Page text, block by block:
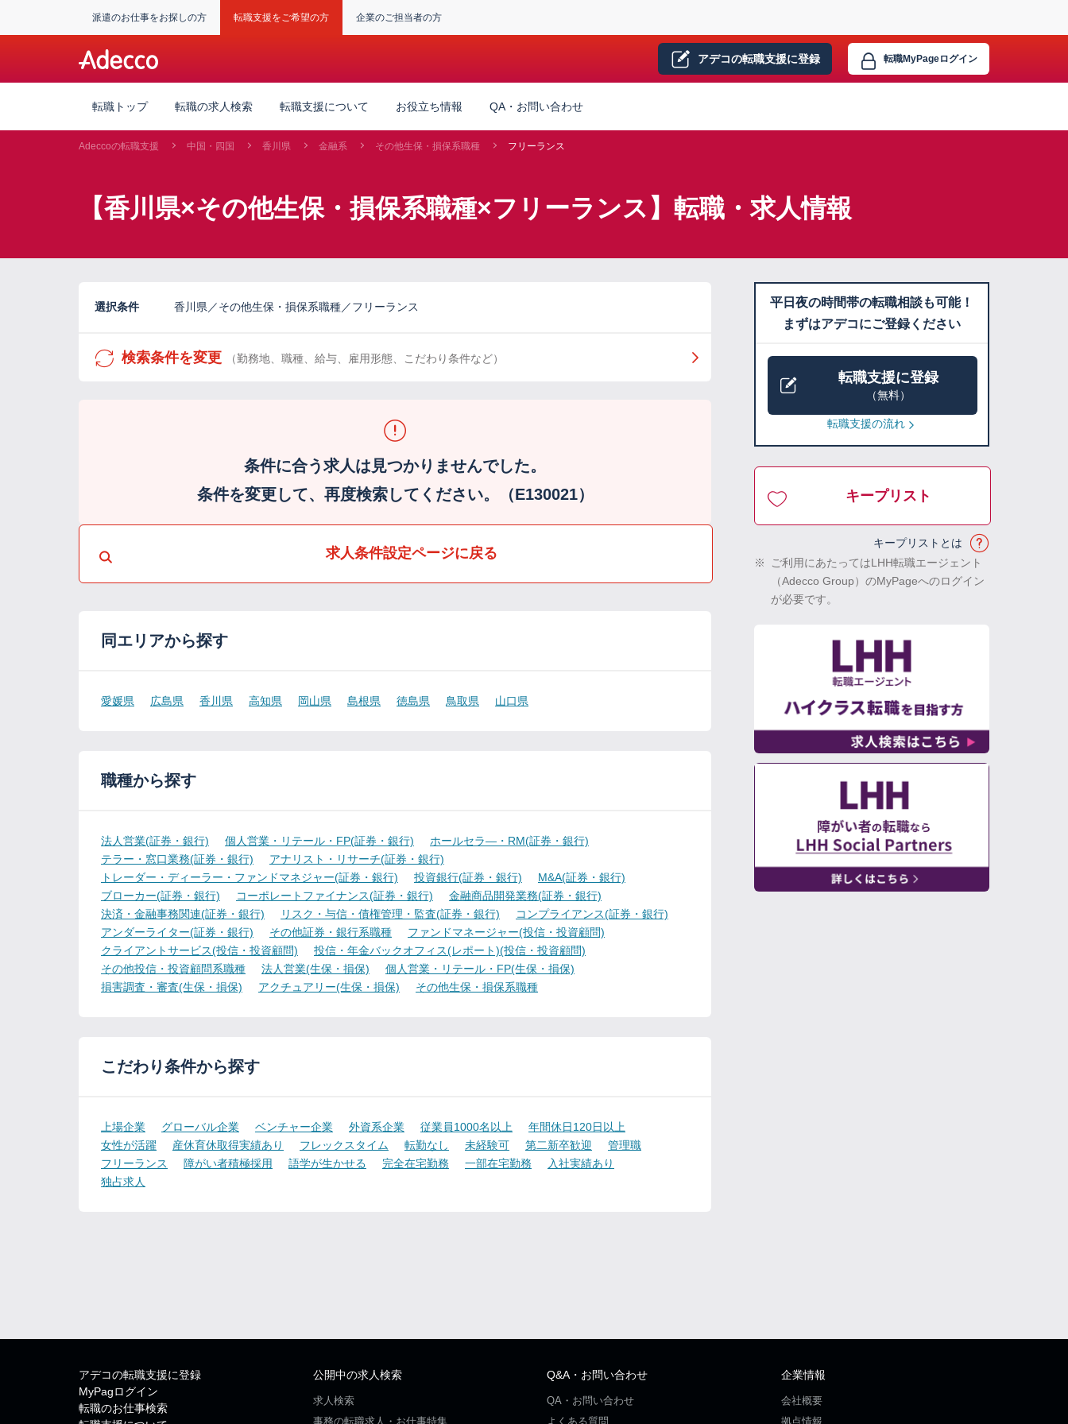
派遣のお仕事をお探しの方 転職支援をご希望の方 企業のご担当者の方
アデコの転職支援に登録 転職MyPageログイン
転職トップ 転職の求人検索 転職支援について お役立ち情報 QA・お問い合わせ
Adeccoの転職支援 中国・四国 香川県 金融系 その他生保・損保系職種 フリーランス
【香川県×その他生保・損保系職種×フリーランス】転職・求人情報
選択条件 香川県／その他生保・損保系職種／フリーランス
検索条件を変更 （勤務地、職種、給与、雇用形態、こだわり条件など）
条件に合う求人は見つかりませんでした。
条件を変更して、再度検索してください。（E130021）
求人条件設定ページに戻る
同エリアから探す
愛媛県 広島県 香川県 高知県 岡山県 島根県 徳島県 鳥取県 山口県
職種から探す
法人営業(証券・銀行) 個人営業・リテール・FP(証券・銀行)
ホールセラ―・RM(証券・銀行)
テラー・窓口業務(証券・銀行)
アナリスト・リサーチ(証券・銀行)
トレーダー・ディーラー・ファンドマネジャー(証券・銀行)
投資銀行(証券・銀行)
M&A(証券・銀行)
ブローカー(証券・銀行)
コーポレートファイナンス(証券・銀行)
金融商品開発業務(証券・銀行)
決済・金融事務関連(証券・銀行)
リスク・与信・債権管理・監査(証券・銀行)
コンプライアンス(証券・銀行)
アンダーライター(証券・銀行)
その他証券・銀行系職種
ファンドマネージャー(投信・投資顧問)
クライアントサービス(投信・投資顧問)
投信・年金バックオフィス(レポート)(投信・投資顧問)
その他投信・投資顧問系職種
法人営業(生保・損保)
個人営業・リテール・FP(生保・損保)
損害調査・審査(生保・損保)
アクチュアリー(生保・損保) その他生保・損保系職種
こだわり条件から探す
上場企業 グローバル企業 ベンチャー企業 外資系企業 従業員1000名以上
年間休日120日以上
女性が活躍
産休育休取得実績あり フレックスタイム 転勤なし 未経験可 第二新卒歓迎
管理職
フリーランス
障がい者積極採用 語学が生かせる 完全在宅勤務 一部在宅勤務
入社実績あり
独占求人
平日夜の時間帯の転職相談も可能！
まずはアデコにご登録ください
転職支援に登録
（無料）
転職支援の流れ
キープリスト
キープリストとは
※
ご利用にあたってはLHH転職エージェント
（Adecco Group）のMyPageへのログイン
が必要です。
アデコの転職支援に登録
MyPagログイン
転職のお仕事検索
公開中の求人検索
求人検索
事務の転職求人・お仕事特集
Q&A・お問い合わせ
QA・お問い合わせ
よくある質問
企業情報
会社概要
拠点情報